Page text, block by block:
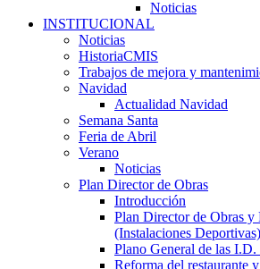
Noticias
INSTITUCIONAL
Noticias
HistoriaCMIS
Trabajos de mejora y
Navidad
Actualidad Navidad
Semana Santa
Feria de Abril
Verano
Noticias
Plan Director de Obras
Introducción
Plan Director de Obras y
(Instalaciones Deportivas)
Plano General de las I.D.
Reforma del restaurante